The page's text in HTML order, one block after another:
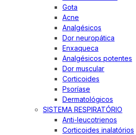
Gota
Acne
Analgésicos
Dor neuropática
Enxaqueca
Analgésicos potentes
Dor muscular
Corticoides
Psoríase
Dermatológicos
SISTEMA RESPIRATÓRIO
Anti-leucotrienos
Corticoides inalatórios